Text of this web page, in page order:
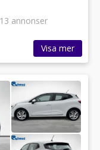
13 annonser
Visa mer